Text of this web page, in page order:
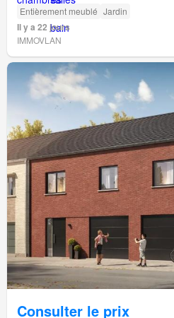
Entièrement meublé Jardin
Il y a 22 jours
IMMOVLAN
Consulter le prix